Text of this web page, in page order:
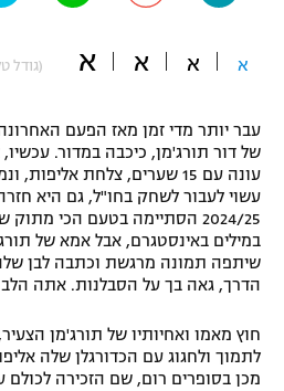
תקנון משתתפים וזוכים בפרסים
תקנון עבור פעילות אלקטרה
תקנון עבור פעילות ספורט 1 – "מרלן"
טניס
גיימינג E-Sports
תנאי שימוש
כדורמים
פוטבול אמריקאי NFL
בייסבול MLB
אומנויות לחימה
א א א א (גודל
עבר יותר מדי זמן מאז הפעם
של דור תורג'מן, כיכבה במדור.
עונה עם 15 שערים, צלחת
עשוי לעבור לשחק בחו"ל, גם היא
2024/25 הסתיימה בטעם הכי
במילים באינסטגרם, אבל אמא של
שיתפה תמונה מרגשת וכתבה לבן
הדרך, גאה בך על הסבלנות. אתה הלב
חוץ מאמו ואחיותיו של תורג'מן
לתמוך ולחגוג עם הכדורגלן שלה
מכן בסופרים רום, שם הזכירה